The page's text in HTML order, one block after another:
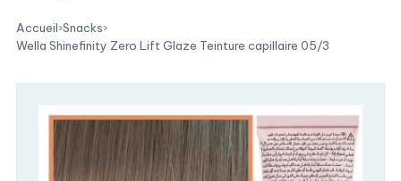
Accueil›Snacks›
Wella Shinefinity Zero Lift Glaze Teinture capillaire 05/3